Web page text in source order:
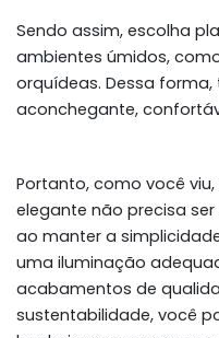
Sendo assim, escolha
ambientes úmidos,
orquídeas. Dessa
aconchegante,
Portanto, como você
elegante não precisa
ao manter a
uma iluminação
acabamentos de
sustentabilidade, você